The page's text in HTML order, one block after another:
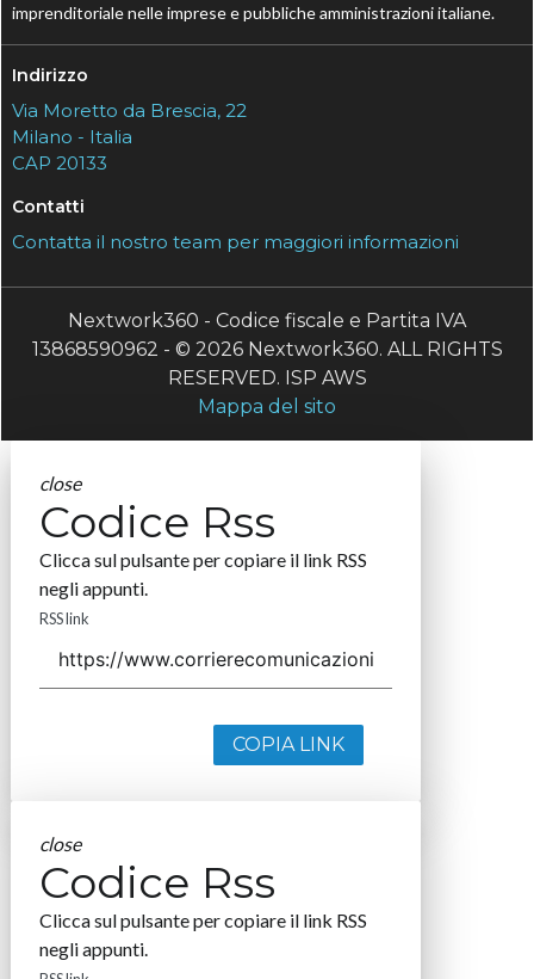
imprenditoriale nelle imprese e pubbliche amministrazioni italiane.
Indirizzo
Via Moretto da Brescia, 22
Milano - Italia
CAP 20133
Contatti
Contatta il nostro team per maggiori informazioni
Nextwork360 - Codice fiscale e Partita IVA
13868590962 - © 2026 Nextwork360. ALL RIGHTS
RESERVED. ISP AWS
Mappa del sito
close
Codice Rss
Clicca sul pulsante per copiare il link RSS
negli appunti.
RSS link
COPIA LINK
close
Codice Rss
Clicca sul pulsante per copiare il link RSS
negli appunti.